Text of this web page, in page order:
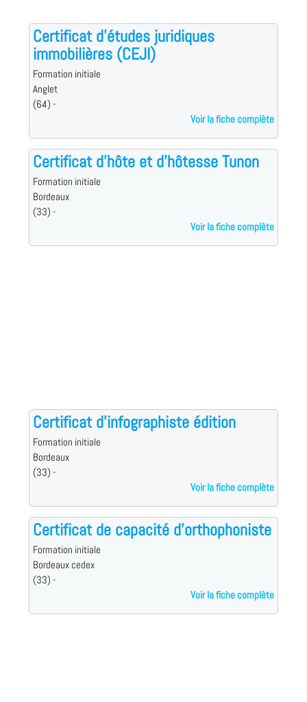
Certificat d'études juridiques
immobilières (CEJI)
Formation initiale
Anglet
(64) -
Voir la fiche complète
Certificat d'hôte et d'hôtesse Tunon
Formation initiale
Bordeaux
(33) -
Voir la fiche complète
Certificat d'infographiste édition
Formation initiale
Bordeaux
(33) -
Voir la fiche complète
Certificat de capacité d'orthophoniste
Formation initiale
Bordeaux cedex
(33) -
Voir la fiche complète